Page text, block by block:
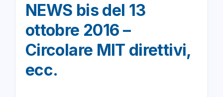
NEWS bis del 13
ottobre 2016 –
Circolare MIT direttivi,
ecc.